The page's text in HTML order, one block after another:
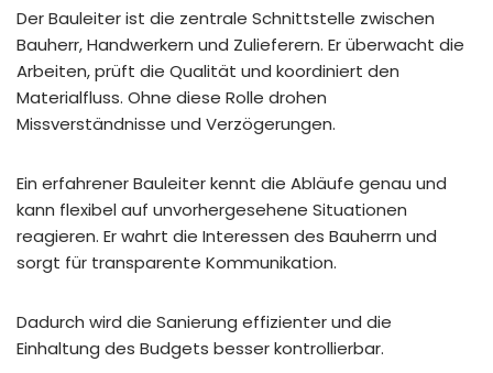
Der Bauleiter ist die zentrale Schnittstelle zwischen
Bauherr, Handwerkern und Zulieferern. Er überwacht die
Arbeiten, prüft die Qualität und koordiniert den
Materialfluss. Ohne diese Rolle drohen
Missverständnisse und Verzögerungen.
Ein erfahrener Bauleiter kennt die Abläufe genau und
kann flexibel auf unvorhergesehene Situationen
reagieren. Er wahrt die Interessen des Bauherrn und
sorgt für transparente Kommunikation.
Dadurch wird die Sanierung effizienter und die
Einhaltung des Budgets besser kontrollierbar.